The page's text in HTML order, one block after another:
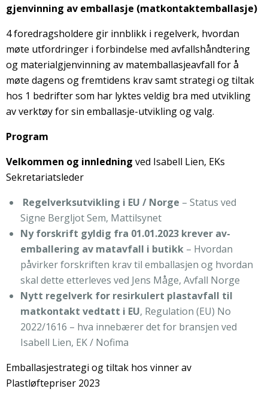
gjenvinning av emballasje (matkontaktemballasje)
4 foredragsholdere gir innblikk i regelverk, hvordan
møte utfordringer i forbindelse med avfallshåndtering
og materialgjenvinning av matemballasjeavfall for å
møte dagens og fremtidens krav samt strategi og tiltak
hos 1 bedrifter som har lyktes veldig bra med utvikling
av verktøy for sin emballasje-utvikling og valg.
Program
Velkommen og innledning ved Isabell Lien, EKs
Sekretariatsleder
Regelverksutvikling i EU / Norge – Status ved
Signe Bergljot Sem, Mattilsynet
Ny forskrift gyldig fra 01.01.2023 krever av-
emballering av matavfall i butikk – Hvordan
påvirker forskriften krav til emballasjen og hvordan
skal dette etterleves ved Jens Måge, Avfall Norge
Nytt regelverk for resirkulert plastavfall til
matkontakt vedtatt i EU, Regulation (EU) No
2022/1616 – hva innebærer det for bransjen ved
Isabell Lien, EK / Nofima
Emballasjestrategi og tiltak hos vinner av
Plastløftepriser 2023